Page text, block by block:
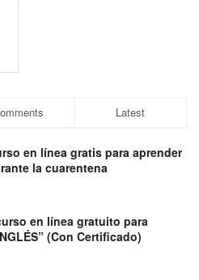
Latest
en línea gratis para aprender
la cuarentena
en línea gratuito para
(Con Certificado)